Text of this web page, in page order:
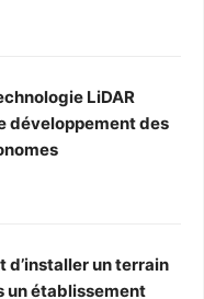
LiDAR
développement des
d’installer un terrain
un établissement